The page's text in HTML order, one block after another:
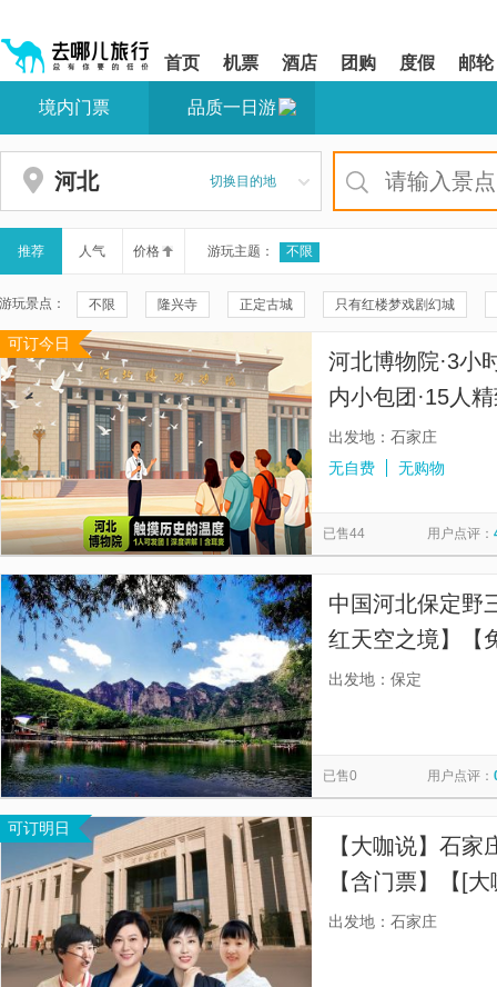
shift+enter
网
导
盲
导
模
式
您
站
区,
本
有
6
个
模
块,
按
下
Tab
键
浏
览
信
首页 机票 酒店 团购 度假 邮轮
您
站
区
境内门票 品质一日游
河北 切换目的地
推荐 人气 价格 游玩主题： 不限
游玩景点： 不限 隆兴寺 正定古城 只有红楼梦戏剧幻城
河北博物院 北戴河
《鼎盛王朝·康熙大典》实景演出 老龙头 天下第一关
西柏坡中共中央旧址 直隶总督署
廊坊文化艺术中心 山海关古城景区 阿尔卡迪亚御临泉汤
柏林禅寺 鸽子窝公园 乌兰布统影视基地
大明幻境第一城 普陀宗乘之庙 南戴河 秦皇岛游
丰宁坝上草原 多玛乐园 清东陵
欧式风光区 瑞阁温泉酒店温泉中心 张家口地质博物馆
可订今日
河北博物院·3小
内小包团·15人
无自费
出发地：石家庄
无自费
无购物
已售44 用户点评：
中国河北保定野
红天空之境】【
玩，完美打卡】
出发地：保定
已售0 用户点评：
可订明日
【大咖说】石
【含门票】【[
中国博物馆协会
出发地：石家庄